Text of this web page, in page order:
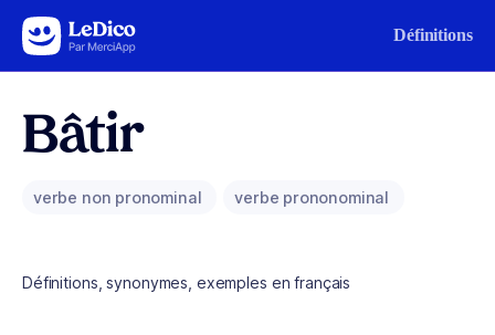
Aller au contenu Définitions
Bâtir
verbe non pronominal verbe prononominal
Définitions, synonymes, exemples en français